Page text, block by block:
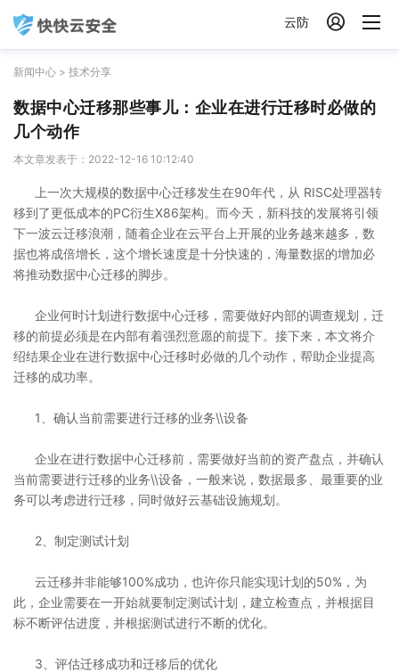
云防 
新闻中心 > 技术分享
数据中心迁移那些事儿：企业在进行迁移时必做的
几个动作
本文章发表于：2022-12-16 10:12:40
上一次大规模的数据中心迁移发生在90年代，从 RISC处理器转
移到了更低成本的PC衍生X86架构。而今天，新科技的发展将引领
下一波云迁移浪潮，随着企业在云平台上开展的业务越来越多，数
据也将成倍增长，这个增长速度是十分快速的，海量数据的增加必
将推动数据中心迁移的脚步。
企业何时计划进行数据中心迁移，需要做好内部的调查规划，迁
移的前提必须是在内部有着强烈意愿的前提下。接下来，本文将介
绍结果企业在进行数据中心迁移时必做的几个动作，帮助企业提高
迁移的成功率。
1、确认当前需要进行迁移的业务\\设备
企业在进行数据中心迁移前，需要做好当前的资产盘点，并确认
当前需要进行迁移的业务\\设备，一般来说，数据最多、最重要的业
务可以考虑进行迁移，同时做好云基础设施规划。
2、 制定测试计划
云迁移并非能够100%成功，也许你只能实现计划的50%，为
此，企业需要在一开始就要制定测试计划，建立检查点，并根据目
标不断评估进度，并根据测试进行不断的优化。
3、评估迁移成功和迁移后的优化